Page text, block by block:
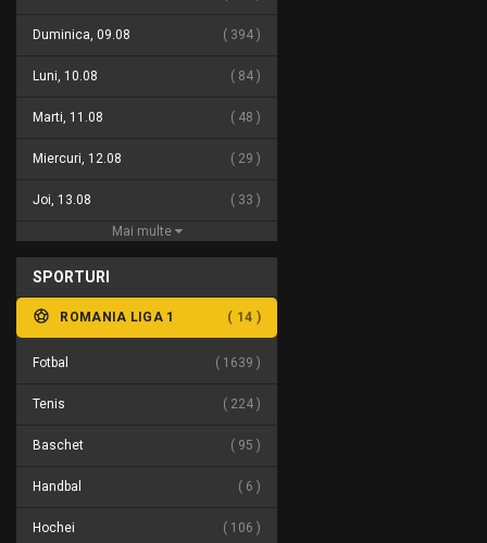
Duminica, 09.08 394
Luni, 10.08 84
Marti, 11.08 48
Miercuri, 12.08 29
Joi, 13.08 33
Mai multe
SPORTURI
ROMANIA LIGA 1 14
Fotbal 1639
Tenis 224
Baschet 95
Handbal 6
Hochei 106